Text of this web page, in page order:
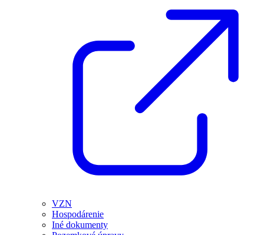
VZN
Hospodárenie
Iné dokumenty